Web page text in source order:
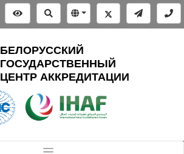
БЕЛОРУССКИЙ
ГОСУДАРСТВЕННЫЙ
ЦЕНТР АККРЕДИТАЦИИ